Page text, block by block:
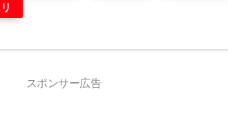
スポンサー広告